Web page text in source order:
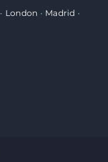
· London · Madrid ·